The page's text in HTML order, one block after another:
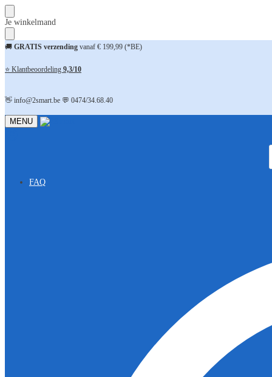
Skip
to
navigation
Skip
to
content
Je winkelmand
🚚 GRATIS verzending vanaf € 199,99 (*BE)
⭐ Klantbeoordeling 9,3/10
👋 info@2smart.be 💬 0474/34.68.40
MENU
FAQ